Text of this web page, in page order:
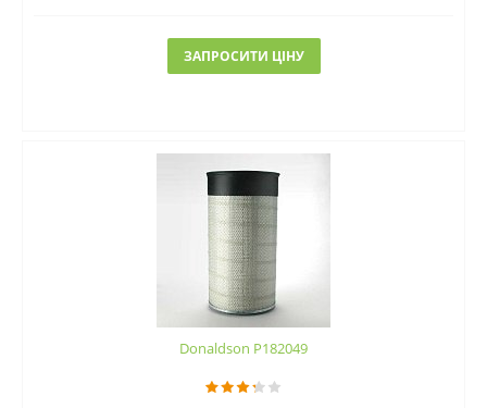
ЗАПРОСИТИ ЦІНУ
Donaldson P182049